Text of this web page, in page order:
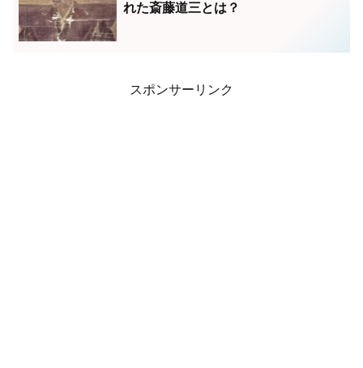
れた斎藤道三とは？
スポンサーリンク